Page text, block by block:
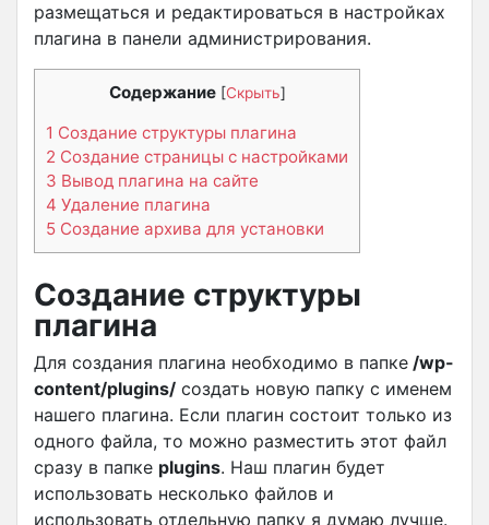
размещаться и редактироваться в настройках
плагина в панели администрирования.
Содержание [Скрыть]
1 Создание структуры плагина
2 Создание страницы с настройками
3 Вывод плагина на сайте
4 Удаление плагина
5 Создание архива для установки
Создание структуры
плагина
Для создания плагина необходимо в папке /wp-
content/plugins/ создать новую папку с именем
нашего плагина. Если плагин состоит только из
одного файла, то можно разместить этот файл
сразу в папке plugins. Наш плагин будет
использовать несколько файлов и
использовать отдельную папку я думаю лучше.